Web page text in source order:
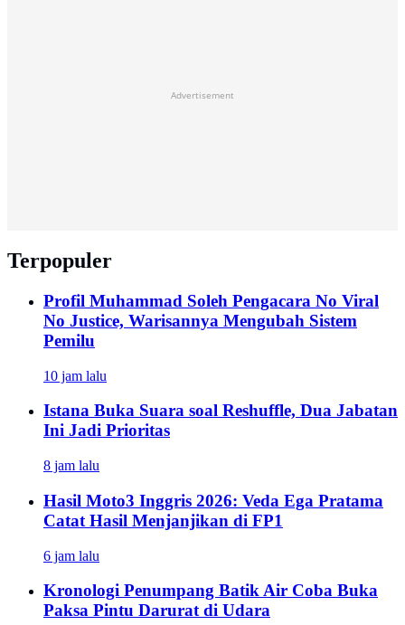
Advertisement
Terpopuler
Profil Muhammad Soleh Pengacara No Viral
No Justice, Warisannya Mengubah Sistem
Pemilu
10 jam lalu
Istana Buka Suara soal Reshuffle, Dua Jabatan
Ini Jadi Prioritas
8 jam lalu
Hasil Moto3 Inggris 2026: Veda Ega Pratama
Catat Hasil Menjanjikan di FP1
6 jam lalu
Kronologi Penumpang Batik Air Coba Buka
Paksa Pintu Darurat di Udara